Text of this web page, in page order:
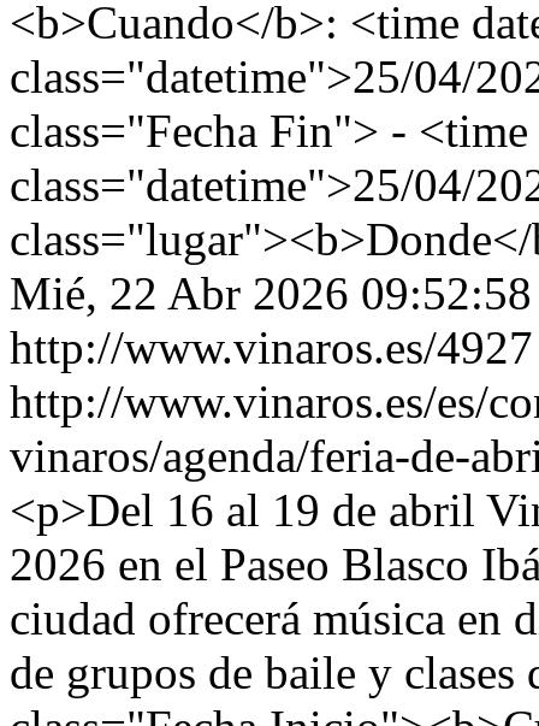
<b>Cuando</b>: <time
class="datetime">25/04/
class="Fecha Fin"> -
class="datetime">25/04/
Mié, 22 Abr 2026
http://www.vinaros.es/4927
http://www.vinaros.es/es/
vinaros/agenda/feria-de-
<p>Del 16 al 19 de abril
2026 en el Paseo Blasco
ciudad ofrecerá música en
de grupos de baile y